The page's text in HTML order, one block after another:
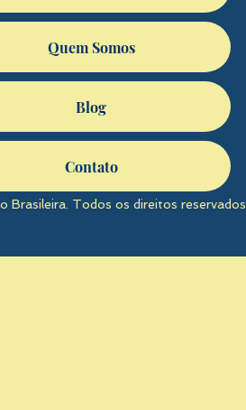
Quem Somos
Blog
Contato
Brasileira. Todos os direitos reservados.